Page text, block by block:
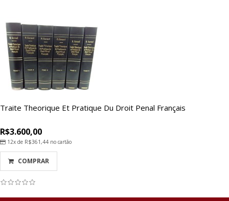
Traite Theorique Et Pratique Du Droit Penal Français
R$3.600,00
12x de R$361,44 no cartão
COMPRAR